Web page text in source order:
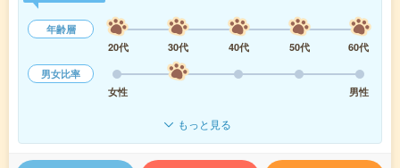
年齢層
20代
30代 40代 50代
60代
男女比率
女性
男性
もっと見る